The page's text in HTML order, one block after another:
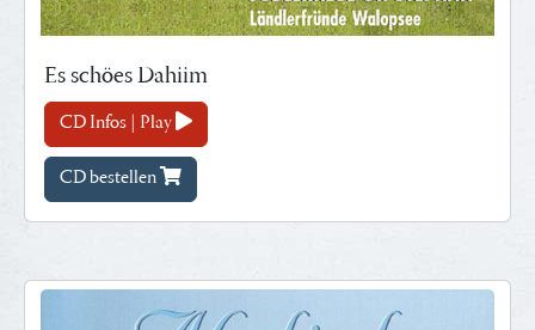
Es schöes Dahiim
CD Infos | Play
CD bestellen